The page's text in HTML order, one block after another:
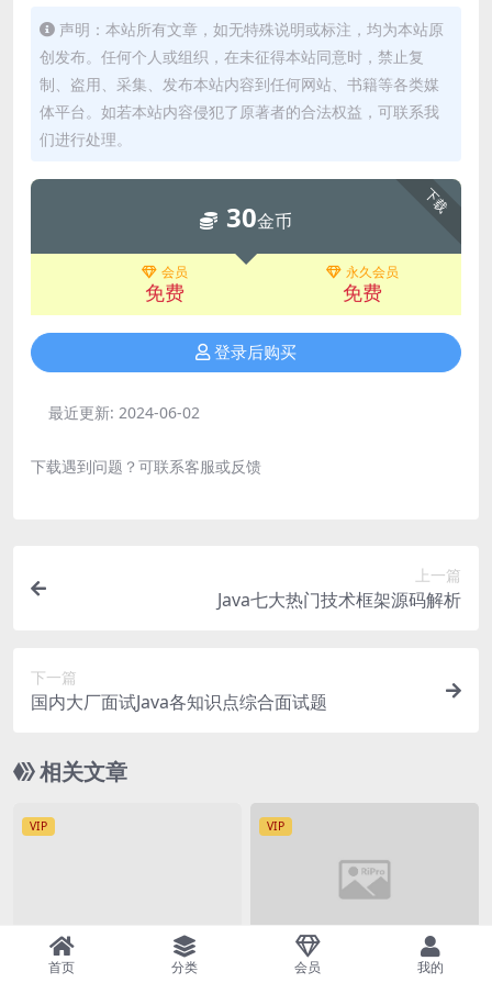
声明：本站所有文章，如无特殊说明或标注，均为本站原
创发布。任何个人或组织，在未征得本站同意时，禁止复
制、盗用、采集、发布本站内容到任何网站、书籍等各类媒
体平台。如若本站内容侵犯了原著者的合法权益，可联系我
们进行处理。
下载
30金币
会员
免费
永久会员
免费
登录后购买
最近更新: 2024-06-02
下载遇到问题？可联系客服或反馈
上一篇
Java七大热门技术框架源码解析
下一篇
国内大厂面试Java各知识点综合面试题
相关文章
VIP
IT精品课程
VIP
IT学习视频 IT精品课程
首页 分类 会员 我的